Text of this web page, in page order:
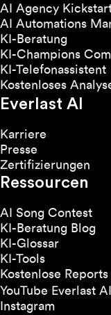
AI Agency
AI Automations
KI-Beratung
KI-Champions
KI-Telefonassistent
Kostenloses
Everlast AI
Karriere
Presse
Zertifizierungen
Ressourcen
AI Song Contest
KI-Beratung Blog
KI-Glossar
KI-Tools
Kostenlose Reports
YouTube Everlast AI
Instagram